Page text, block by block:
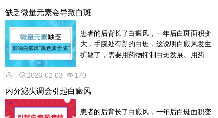
缺乏微量元素会导致白斑
患者的后背长了白癜风，一年后白斑面积变
大，手腕处有新的白斑，这说明白癜风发生
扩散了，需要用药物抑制白斑发展。用药物
其反。详情请看文章介绍内容。
2026-02-03 170
内分泌失调会引起白癜风
患者的后背长了白癜风，一年后白斑面积变